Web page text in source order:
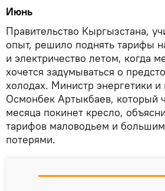
Июнь
Правительство Кыргызстана,
опыт, решило поднять тарифы
и электричество летом, когда
хочется задумываться о
холодах. Министр энергетики
Осмонбек Артыкбаев, который
месяца покинет кресло,
тарифов маловодьем и
потерями.